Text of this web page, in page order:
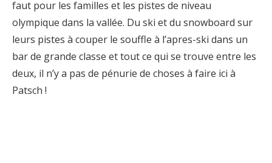
faut pour les familles et les pistes de niveau
olympique dans la vallée. Du ski et du snowboard sur
leurs pistes à couper le souffle à l’apres-ski dans un
bar de grande classe et tout ce qui se trouve entre les
deux, il n’y a pas de pénurie de choses à faire ici à
Patsch !